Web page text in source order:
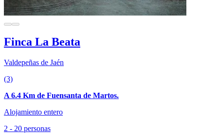
Finca La Beata
Valdepeñas de Jaén
(3)
A 6.4 Km de Fuensanta de Martos.
Alojamiento entero
2 - 20 personas